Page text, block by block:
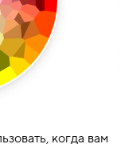
когда вам